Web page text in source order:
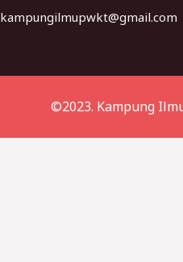
kampungilmupwkt@gmail.com​
©2023. Kampung